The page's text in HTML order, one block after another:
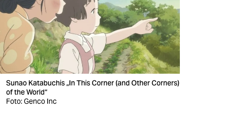
verlag
veranstaltungen
shop
fragen & hilfe
unterstützen
abo
Sunao Katabuchis „In This Corner (and Other Corners)
of the World“
Foto: Genco Inc